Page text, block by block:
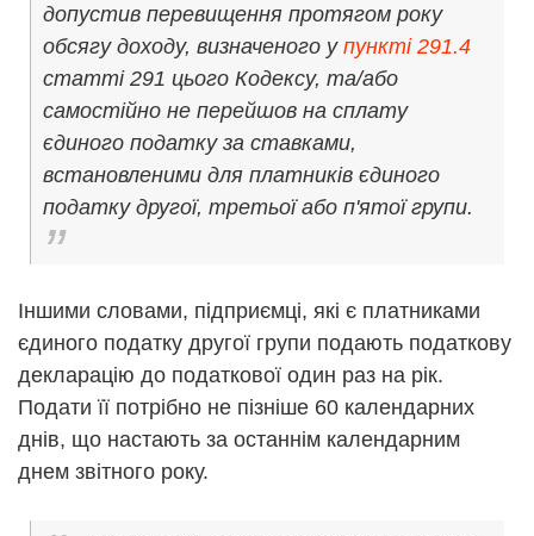
допустив перевищення протягом року
обсягу доходу, визначеного у пункті 291.4
статті 291 цього Кодексу, та/або
самостійно не перейшов на сплату
єдиного податку за ставками,
встановленими для платників єдиного
податку другої, третьої або п'ятої групи.
Іншими словами, підприємці, які є платниками
єдиного податку другої групи подають податкову
декларацію до податкової один раз на рік.
Подати її потрібно не пізніше 60 календарних
днів, що настають за останнім календарним
днем звітного року.